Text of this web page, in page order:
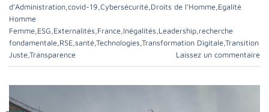
d’Administration,covid-19,Cybersécurité,Droits de l’Homme,Egalité
Homme
Femme,ESG,Externalités,France,Inégalités,Leadership,recherche
fondamentale,RSE,santé,Technologies,Transformation Digitale,Transition
Juste,Transparence Laissez un commentaire